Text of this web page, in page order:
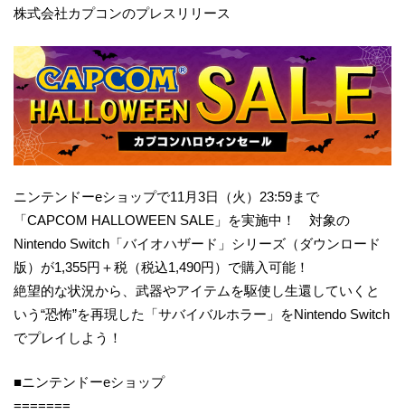
株式会社カプコンのプレスリリース
ニンテンドーeショップで11月3日（火）23:59まで
「CAPCOM HALLOWEEN SALE」を実施中！ 対象の
Nintendo Switch「バイオハザード」シリーズ（ダウンロード
版）が1,355円＋税（税込1,490円）で購入可能！
絶望的な状況から、武器やアイテムを駆使し生還していくと
いう“恐怖”を再現した「サバイバルホラー」をNintendo Switch
でプレイしよう！
■ニンテンドーeショップ
=======